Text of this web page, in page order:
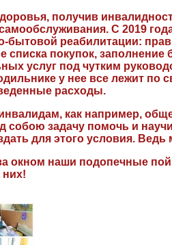
получив
С 2019
реабилитации:
покупок, заполнение
услуг под чутким
у нее все лежит по
расходы.
как например,
задачу помочь и
для этого условия.
окном наши подопечные
них!